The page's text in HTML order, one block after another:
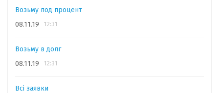
Возьму под процент
08.11.19
12:31
Возьму в долг
08.11.19
12:31
Всі заявки